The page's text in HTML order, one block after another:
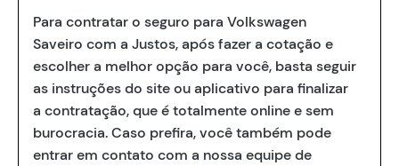
Para contratar o seguro para Volkswagen
Saveiro com a Justos, após fazer a cotação e
escolher a melhor opção para você, basta seguir
as instruções do site ou aplicativo para finalizar
a contratação, que é totalmente online e sem
burocracia. Caso prefira, você também pode
entrar em contato com a nossa equipe de